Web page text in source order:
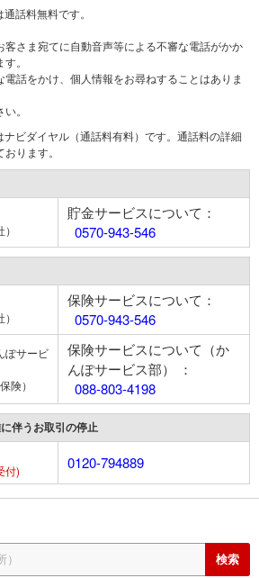
話料無料です。
客さま宛てに自動音声等による不審な電話がかか
。
話をかけ、個人情報をお尋ねすることはありま
。
ビダイヤル（通話料有料）です。通話料の詳細
ります。
貯金サービスについて：
0570-943-546
保険サービスについて：
0570-943-546
サービ
険）
保険サービスについて（か
んぽサービス部） ：
088-803-4198
伴うお取引の停止
付)
0120-794889